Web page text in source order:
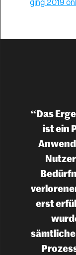
ging 2019
“Das
ist ein
erst